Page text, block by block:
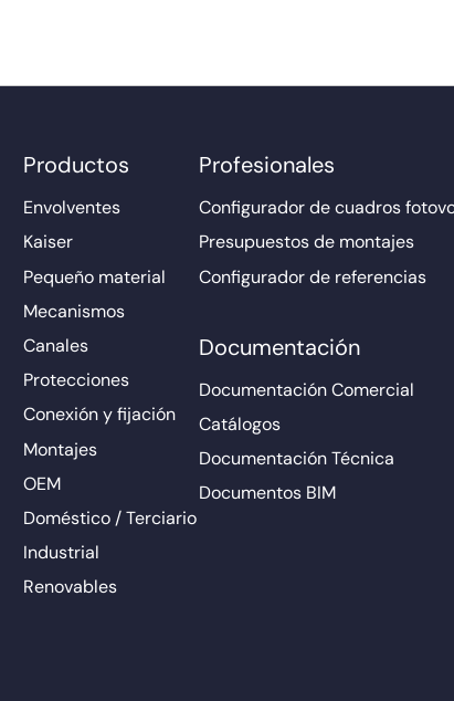
Productos
Envolventes
Kaiser
Pequeño material
Mecanismos
Canales
Protecciones
Conexión y fijación
Montajes
OEM
Doméstico / Terciario
Industrial
Renovables
Profesionales
Configurador de cuadros
Presupuestos de montajes
Configurador de referencias
Documentación
Documentación Comercial
Catálogos
Documentación Técnica
Documentos BIM